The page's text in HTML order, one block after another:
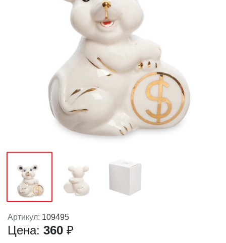
Артикул: 109495
Цена: 360 ₽